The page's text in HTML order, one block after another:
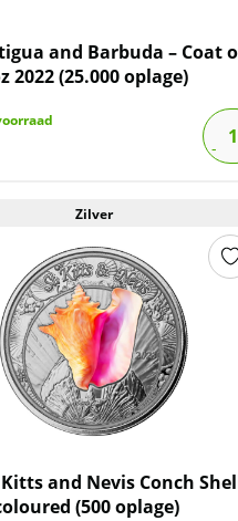
and Barbuda – Coat
2022 (25.000 oplage)
Zilver
Kitts and Nevis Conch
(500 oplage)